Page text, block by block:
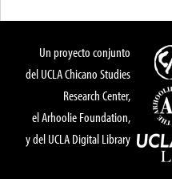
Un proyecto conjunto
del UCLA Chicano Studies
Research Center,
el Arhoolie Foundation,
y del UCLA Digital Library